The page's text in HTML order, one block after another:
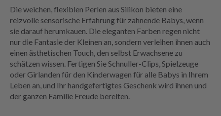
Die weichen, flexiblen Perlen aus Silikon bieten eine
reizvolle sensorische Erfahrung für zahnende Babys, wenn
sie darauf herumkauen. Die eleganten Farben regen nicht
nur die Fantasie der Kleinen an, sondern verleihen ihnen auch
einen ästhetischen Touch, den selbst Erwachsene zu
schätzen wissen. Fertigen Sie Schnuller-Clips, Spielzeuge
oder Girlanden für den Kinderwagen für alle Babys in Ihrem
Leben an, und Ihr handgefertigtes Geschenk wird ihnen und
der ganzen Familie Freude bereiten.